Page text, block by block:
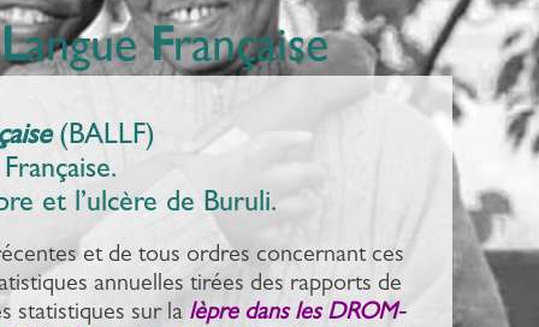
LangueFrançaise
(BALLF)
et l’ulcère de Buruli.
et de tous ordres concernant ces
annuelles tirées des rapports de
statistiques sur la lèpre dans les DROM-